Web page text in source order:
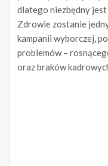
dlatego niezbędny
Zdrowie zostanie
kampanii wyborczej,
problemów –
oraz braków